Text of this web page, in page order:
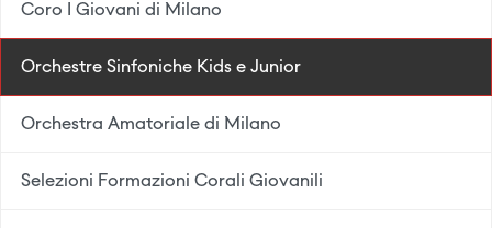
Coro I Giovani di Milano
Orchestre Sinfoniche Kids e Junior
Orchestra Amatoriale di Milano
Selezioni Formazioni Corali Giovanili